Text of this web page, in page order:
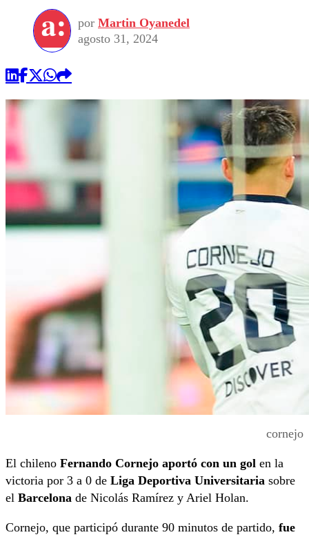
por Martin Oyanedel
agosto 31, 2024
cornejo
El chileno Fernando Cornejo aportó con un gol en la
victoria por 3 a 0 de Liga Deportiva Universitaria sobre
el Barcelona de Nicolás Ramírez y Ariel Holan.
Cornejo, que participó durante 90 minutos de partido, fue